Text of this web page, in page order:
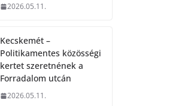
2026.05.11.
Kecskemét –
Politikamentes közösségi
kertet szeretnének a
Forradalom utcán
2026.05.11.